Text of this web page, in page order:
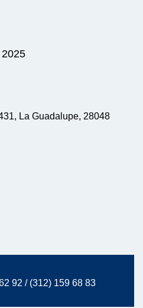
La Guadalupe, 28048
92 / (312) 159 68 83